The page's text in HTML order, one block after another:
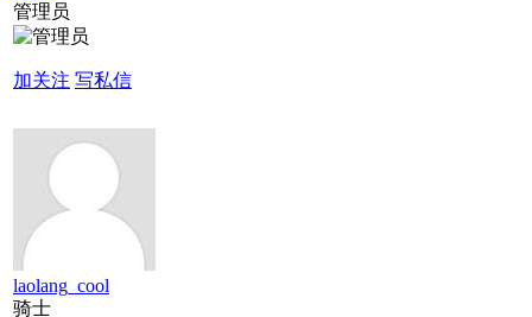
管理员
加关注 写私信
laolang_cool
骑士